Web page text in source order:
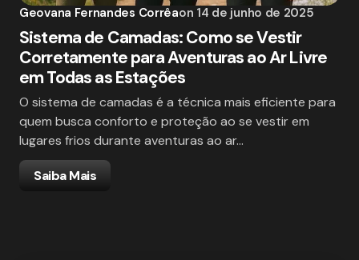
Geovana Fernandes Corrêaon 14 de junho de 2025
Sistema de Camadas: Como se Vestir
Corretamente para Aventuras ao Ar Livre
em Todas as Estações
O sistema de camadas é a técnica mais eficiente para
quem busca conforto e proteção ao se vestir em
lugares frios durante aventuras ao ar…
Saiba Mais